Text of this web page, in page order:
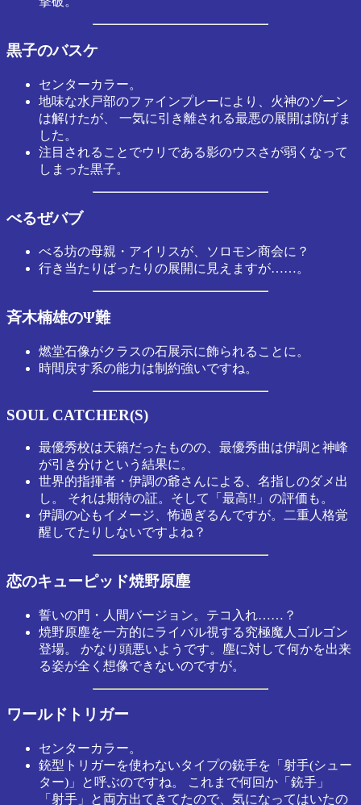
黒子のバスケ
センターカラー。
地味な水戸部のファインプレーにより、火神のゾーン
は解けたが、 一気に引き離される最悪の展開は防げま
した。
注目されることでウリである影のウスさが弱くなって
しまった黒子。
べるぜバブ
べる坊の母親・アイリスが、ソロモン商会に？
行き当たりばったりの展開に見えますが……。
斉木楠雄のΨ難
燃堂石像がクラスの石展示に飾られることに。
時間戻す系の能力は制約強いですね。
SOUL CATCHER(S)
最優秀校は天籟だったものの、最優秀曲は伊調と神峰
が引き分けという結果に。
世界的指揮者・伊調の爺さんによる、名指しのダメ出
し。 それは期待の証。そして「最高!!」の評価も。
伊調の心もイメージ、怖過ぎるんですが。二重人格覚
醒してたりしないですよね？
恋のキューピッド焼野原塵
誓いの門・人間バージョン。テコ入れ……？
焼野原塵を一方的にライバル視する究極魔人ゴルゴン
登場。 かなり頭悪いようです。塵に対して何かを出来
る姿が全く想像できないのですが。
ワールドトリガー
センターカラー。
銃型トリガーを使わないタイプの銃手を「射手(シュー
ター)」と呼ぶのですね。 これまで何回か「銃手」
「射手」と両方出てきてたので、気になってはいたの